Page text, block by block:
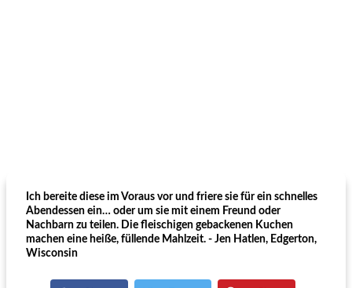
Ich bereite diese im Voraus vor und friere sie für ein schnelles
Abendessen ein… oder um sie mit einem Freund oder
Nachbarn zu teilen. Die fleischigen gebackenen Kuchen
machen eine heiße, füllende Mahlzeit. - Jen Hatlen, Edgerton,
Wisconsin